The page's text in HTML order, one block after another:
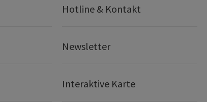
Hotline & Kontakt
Newsletter
Interaktive Karte